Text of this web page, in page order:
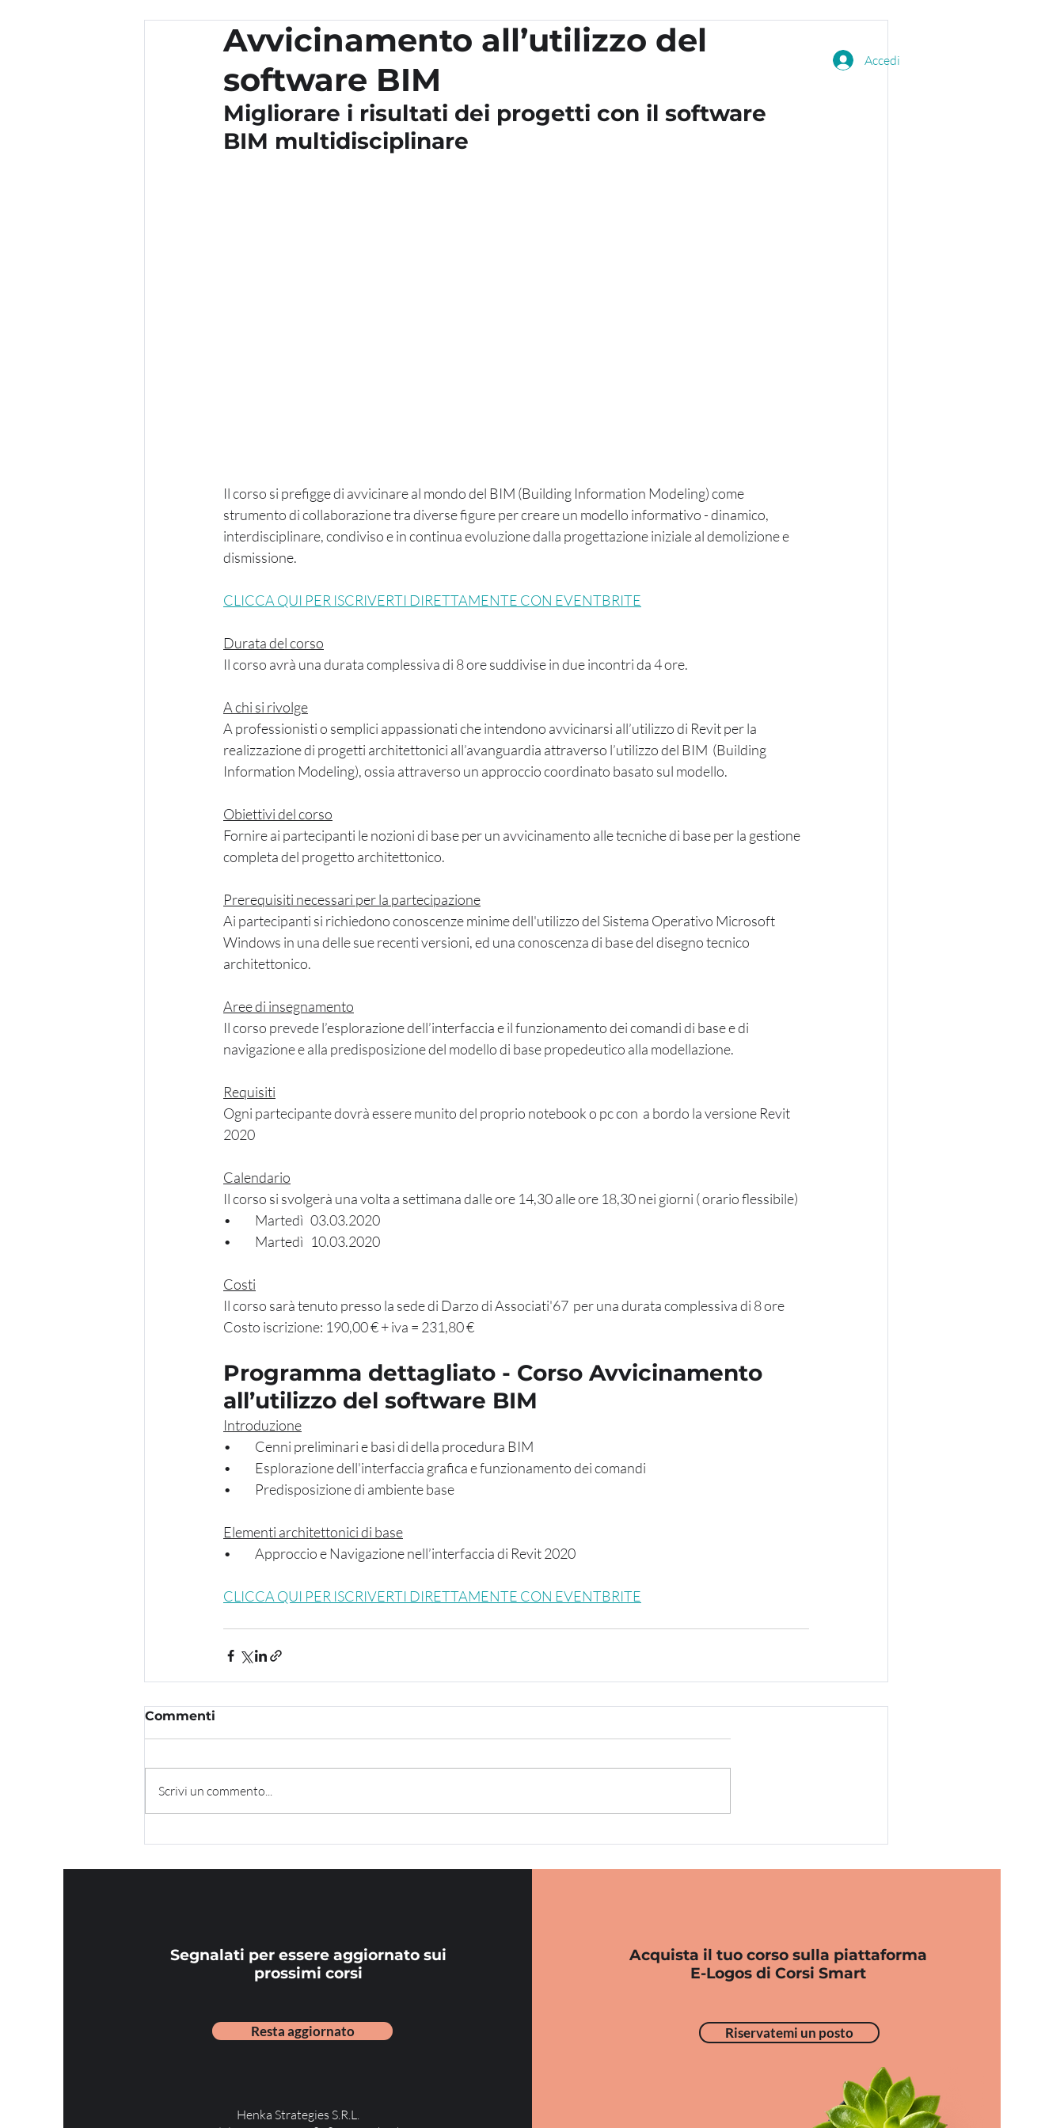
Accedi
Avvicinamento all’utilizzo del
software BIM
Migliorare i risultati dei progetti con il software
BIM multidisciplinare
Il corso si prefigge di avvicinare al mondo del BIM (Building Information Modeling) come
strumento di collaborazione tra diverse figure per creare un modello informativo - dinamico,
interdisciplinare, condiviso e in continua evoluzione dalla progettazione iniziale al demolizione e
dismissione.
CLICCA QUI PER ISCRIVERTI DIRETTAMENTE CON EVENTBRITE
Durata del corso
Il corso avrà una durata complessiva di 8 ore suddivise in due incontri da 4 ore.
A chi si rivolge
A professionisti o semplici appassionati che intendono avvicinarsi all’utilizzo di Revit per la
realizzazione di progetti architettonici all’avanguardia attraverso l’utilizzo del BIM  (Building
Information Modeling), ossia attraverso un approccio coordinato basato sul modello.
Obiettivi del corso
Fornire ai partecipanti le nozioni di base per un avvicinamento alle tecniche di base per la gestione
completa del progetto architettonico.
Prerequisiti necessari per la partecipazione
Ai partecipanti si richiedono conoscenze minime dell'utilizzo del Sistema Operativo Microsoft
Windows in una delle sue recenti versioni, ed una conoscenza di base del disegno tecnico
architettonico.
Aree di insegnamento
Il corso prevede l’esplorazione dell’interfaccia e il funzionamento dei comandi di base e di
navigazione e alla predisposizione del modello di base propedeutico alla modellazione.
Requisiti
Ogni partecipante dovrà essere munito del proprio notebook o pc con  a bordo la versione Revit
2020
Calendario
Il corso si svolgerà una volta a settimana dalle ore 14,30 alle ore 18,30 nei giorni ( orario flessibile)
•	Martedì   03.03.2020
•	Martedì   10.03.2020
Costi
Il corso sarà tenuto presso la sede di Darzo di Associati'67  per una durata complessiva di 8 ore
​Costo iscrizione: 190,00 € + iva = 231,80 €
Programma dettagliato - Corso Avvicinamento
all’utilizzo del software BIM
Introduzione
•	Cenni preliminari e basi di della procedura BIM
•	Esplorazione dell'interfaccia grafica e funzionamento dei comandi
•	Predisposizione di ambiente base
Elementi architettonici di base
•	Approccio e Navigazione nell’interfaccia di Revit 2020
CLICCA QUI PER ISCRIVERTI DIRETTAMENTE CON EVENTBRITE
Commenti
Scrivi un commento...
Segnalati per essere aggiornato sui
prossimi corsi
Resta aggiornato
Henka Strategies S.R.L.
Acquista il tuo corso sulla piattaforma
E-Logos di Corsi Smart
Riservatemi un posto